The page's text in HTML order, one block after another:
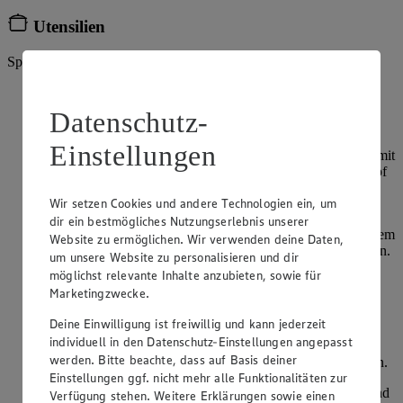
Utensilien
Springform (24 cm)
verrühren und bereithalten. Die restliche Sahne zusammen mit
150 g Zucker und dem Mark der Vanilleschote in einen Topf
Die Stärkemischung einrühren und unter ständigem Rühren
andicken lassen. Die Hitze reduzieren und das Eigelb mit dem
Schneebesen unterrühren und für weitere 2 Minuten erhitzen.
Die Masse vom Herd nehmen und bei Raumtemperatur
auskühlen lassen.
mit einer Prise Salz steif schlagen und nach und nach den
Zucker einrieseln lassen. 200 g Mandeln in einem
Multizerkleinerer fein hacken und unter den Eischnee heben.
Den Teig auf zwei Springformen aufteilen, glattstreichen und
Datenschutz-
Einstellungen
Wir setzen Cookies und andere Technologien ein, um
dir ein bestmögliches Nutzungserlebnis unserer
Website zu ermöglichen. Wir verwenden deine Daten,
um unsere Website zu personalisieren und dir
möglichst relevante Inhalte anzubieten, sowie für
Marketingzwecke.
Deine Einwilligung ist freiwillig und kann jederzeit
individuell in den Datenschutz-Einstellungen angepasst
werden. Bitte beachte, dass auf Basis deiner
Einstellungen ggf. nicht mehr alle Funktionalitäten zur
Verfügung stehen. Weitere Erklärungen sowie einen